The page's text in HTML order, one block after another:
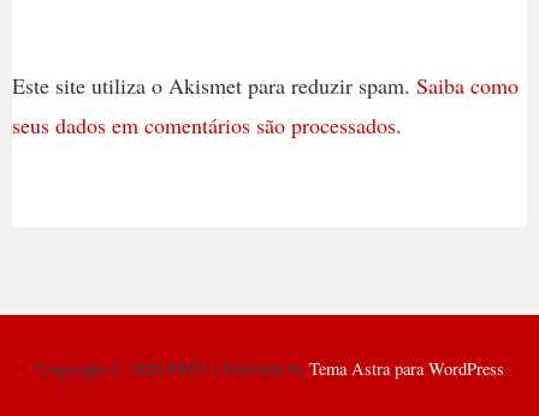
Este site utiliza o Akismet para reduzir spam. Saiba como
seus dados em comentários são processados.
Copyright © 2026 PSTU | Powered by Tema Astra para WordPress